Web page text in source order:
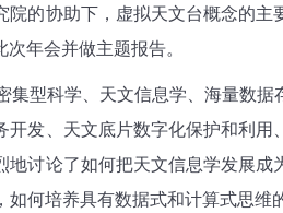
的协助下，虚拟天文台概念的
年会并做主题报告。
型科学、天文信息学、海量数据
发、天文底片数字化保护和利
讨论了如何把天文信息学发展
何培养具有数据式和计算式思维